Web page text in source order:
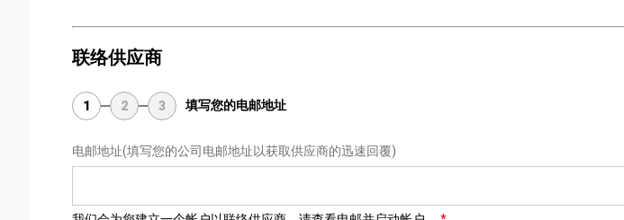
联络供应商
1 2 3 填写您的电邮地址
电邮地址(填写您的公司电邮地址以获取供应商的迅速回覆)